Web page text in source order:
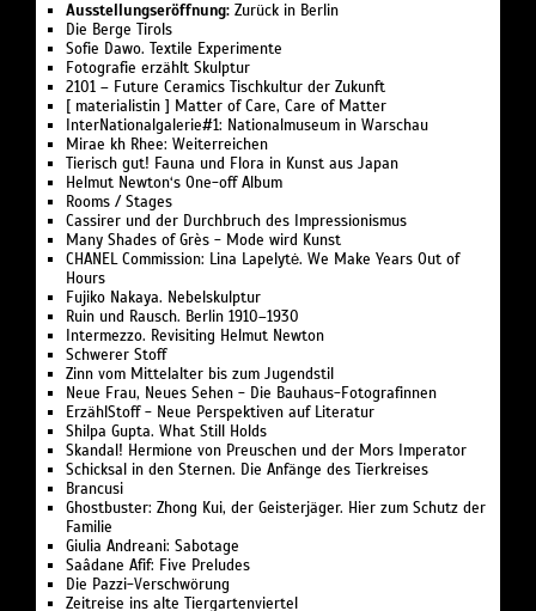
Ausstellungseröffnung: Zurück in Berlin
Die Berge Tirols
Sofie Dawo. Textile Experimente
Fotografie erzählt Skulptur
2101 – Future Ceramics Tischkultur der Zukunft
[ materialistin ] Matter of Care, Care of Matter
InterNationalgalerie#1: Nationalmuseum in Warschau
Mirae kh Rhee: Weiterreichen
Tierisch gut! Fauna und Flora in Kunst aus Japan
Helmut Newton‘s One-off Album
Rooms / Stages
Cassirer und der Durchbruch des Impressionismus
Many Shades of Grès - Mode wird Kunst
CHANEL Commission: Lina Lapelytė. We Make Years Out of
Hours
Fujiko Nakaya. Nebelskulptur
Ruin und Rausch. Berlin 1910–1930
Intermezzo. Revisiting Helmut Newton
Schwerer Stoff
Zinn vom Mittelalter bis zum Jugendstil
Neue Frau, Neues Sehen - Die Bauhaus-Fotografinnen
ErzählStoff - Neue Perspektiven auf Literatur
Shilpa Gupta. What Still Holds
Skandal! Hermione von Preuschen und der Mors Imperator
Schicksal in den Sternen. Die Anfänge des Tierkreises
Brancusi
Ghostbuster: Zhong Kui, der Geisterjäger. Hier zum Schutz der
Familie
Giulia Andreani: Sabotage
Saâdane Afif: Five Preludes
Die Pazzi-Verschwörung
Zeitreise ins alte Tiergartenviertel